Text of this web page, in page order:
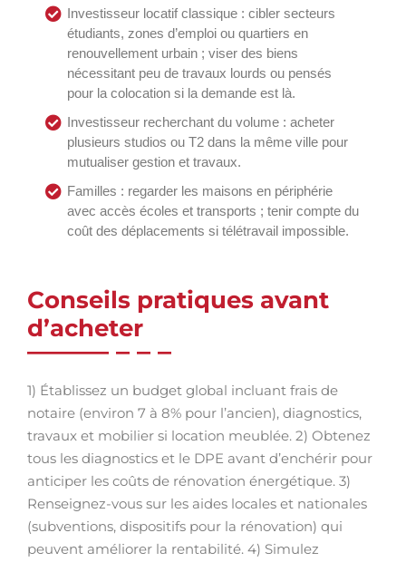
Investisseur locatif classique : cibler secteurs
étudiants, zones d’emploi ou quartiers en
renouvellement urbain ; viser des biens
nécessitant peu de travaux lourds ou pensés
pour la colocation si la demande est là.
Investisseur recherchant du volume : acheter
plusieurs studios ou T2 dans la même ville pour
mutualiser gestion et travaux.
Familles : regarder les maisons en périphérie
avec accès écoles et transports ; tenir compte du
coût des déplacements si télétravail impossible.
Conseils pratiques avant
d’acheter
1) Établissez un budget global incluant frais de
notaire (environ 7 à 8% pour l’ancien), diagnostics,
travaux et mobilier si location meublée. 2) Obtenez
tous les diagnostics et le DPE avant d’enchérir pour
anticiper les coûts de rénovation énergétique. 3)
Renseignez-vous sur les aides locales et nationales
(subventions, dispositifs pour la rénovation) qui
peuvent améliorer la rentabilité. 4) Simulez